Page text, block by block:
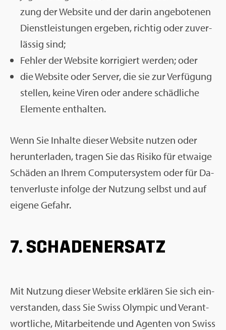
zung der Web­site und der darin an­ge­bo­te­nen
Dienst­leis­tun­gen er­ge­ben, rich­tig oder zu­ver­
läs­sig sind;
Feh­ler der Web­site kor­ri­giert wer­den; oder
die Web­site oder Ser­ver, die sie zur Ver­fü­gung
stel­len, keine Viren oder an­de­re schäd­li­che
Ele­men­te ent­hal­ten.
Wenn Sie In­hal­te die­ser Web­site nut­zen oder
her­un­ter­la­den, tra­gen Sie das Ri­si­ko für et­wai­ge
Schä­den an Ihrem Com­pu­ter­sys­tem oder für Da­
ten­ver­lus­te in­fol­ge der Nut­zung selbst und auf
ei­ge­ne Ge­fahr.
7. SCHA­DEN­ER­SATZ
Mit Nut­zung die­ser Web­site er­klä­ren Sie sich ein­
ver­stan­den, dass Sie Swiss Olym­pic und Ver­ant­
wort­li­che, Mit­ar­bei­ten­de und Agen­ten von Swiss